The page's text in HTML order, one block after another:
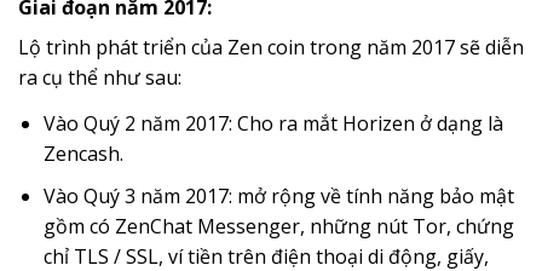
Giai đoạn năm 2017:
Lộ trình phát triển của Zen coin trong năm 2017 sẽ diễn
ra cụ thể như sau:
Vào Quý 2 năm 2017: Cho ra mắt Horizen ở dạng là
Zencash.
Vào Quý 3 năm 2017: mở rộng về tính năng bảo mật
gồm có ZenChat Messenger, những nút Tor, chứng
chỉ TLS / SSL, ví tiền trên điện thoại di động, giấy,